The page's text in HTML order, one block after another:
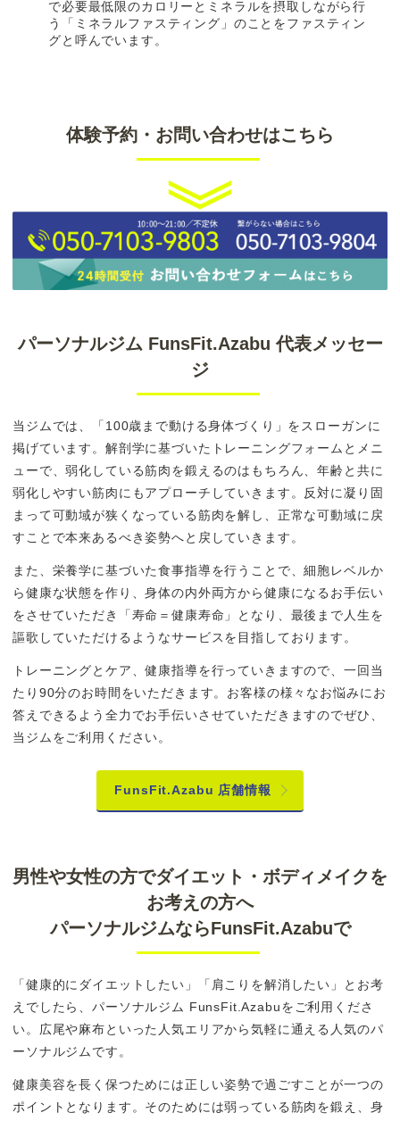
で必要最低限のカロリーとミネラルを摂取しながら行
う「ミネラルファスティング」のことをファスティン
グと呼んでいます。
体験予約・お問い合わせはこちら
パーソナルジム FunsFit.Azabu 代表メッセー
ジ
当ジムでは、「100歳まで動ける身体づくり」をスローガンに
掲げています。解剖学に基づいたトレーニングフォームとメニ
ューで、弱化している筋肉を鍛えるのはもちろん、年齢と共に
弱化しやすい筋肉にもアプローチしていきます。反対に凝り固
まって可動域が狭くなっている筋肉を解し、正常な可動域に戻
すことで本来あるべき姿勢へと戻していきます。
また、栄養学に基づいた食事指導を行うことで、細胞レベルか
ら健康な状態を作り、身体の内外両方から健康になるお手伝い
をさせていただき「寿命＝健康寿命」となり、最後まで人生を
謳歌していただけるようなサービスを目指しております。
トレーニングとケア、健康指導を行っていきますので、一回当
たり90分のお時間をいただきます。お客様の様々なお悩みにお
答えできるよう全力でお手伝いさせていただきますのでぜひ、
当ジムをご利用ください。
FunsFit.Azabu 店舗情報
男性や女性の方でダイエット・ボディメイクを
お考えの方へ
パーソナルジムならFunsFit.Azabuで
「健康的にダイエットしたい」「肩こりを解消したい」とお考
えでしたら、パーソナルジム FunsFit.Azabuをご利用くださ
い。広尾や麻布といった人気エリアから気軽に通える人気のパ
ーソナルジムです。
健康美容を長く保つためには正しい姿勢で過ごすことが一つの
ポイントとなります。そのためには弱っている筋肉を鍛え、身